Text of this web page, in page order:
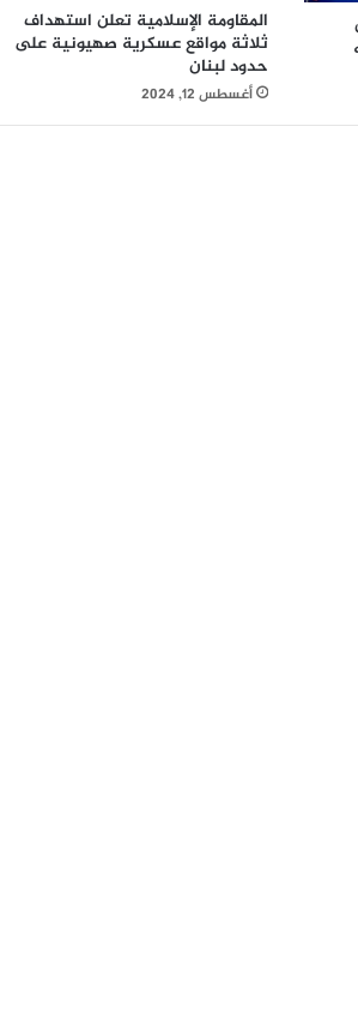
المقاومة الإسلامية تعلن استهداف
ثلاثة مواقع عسكرية صهيونية على
حدود لبنان
أغسطس 12, 2024